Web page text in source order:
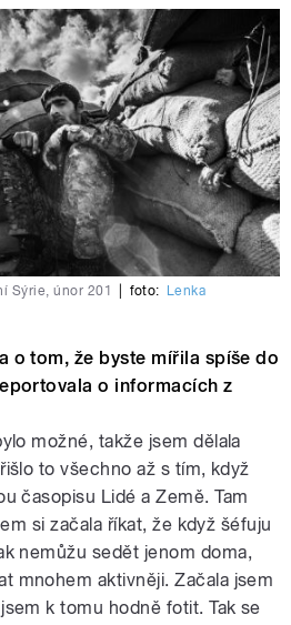
Sýrie, únor 201 foto: Lenka
o tom, že byste mířila spíše do
o informacích z
možné, takže jsem dělala
to všechno až s tím, když
časopisu Lidé a Země. Tam
si začala říkat, že když šéfuju
nemůžu sedět jenom doma,
mnohem aktivněji. Začala jsem
k tomu hodně fotit. Tak se